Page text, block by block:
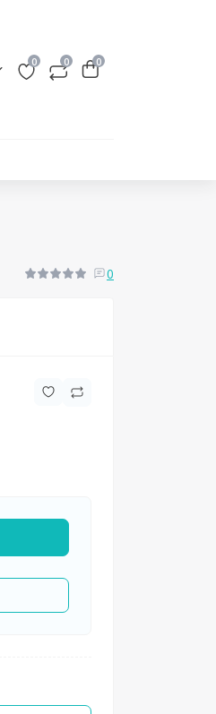
0 0 0
0